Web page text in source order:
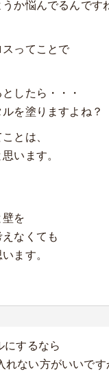
うか悩んでるんです
ってことで
したら・・・
を塗りますよね？
とは、
います。
を
なくても
ます。
にするなら
れない方がいいで